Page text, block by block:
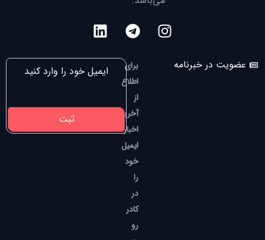
عضویت در خبرنامه
برای
اطلاع
از
آخرین
اخبار،
ایمیل
خود
را
در
کادر
رو